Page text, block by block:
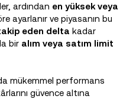
ardından en yüksek veya
ayarlanır ve piyasanın bu
eden delta kadar
bir alım veya satım limit
mükemmel performans
güvence altına